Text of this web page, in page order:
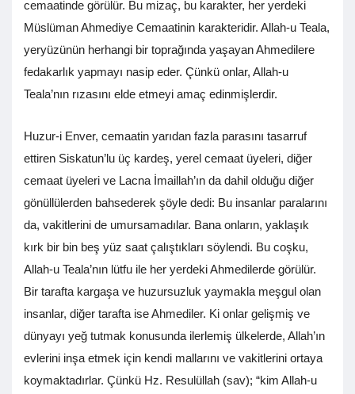
cemaatinde görülür. Bu mizaç, bu karakter, her yerdeki
Müslüman Ahmediye Cemaatinin karakteridir. Allah-u Teala,
yeryüzünün herhangi bir toprağında yaşayan Ahmedilere
fedakarlık yapmayı nasip eder. Çünkü onlar, Allah-u
Teala’nın rızasını elde etmeyi amaç edinmişlerdir.
Huzur-i Enver, cemaatin yarıdan fazla parasını tasarruf
ettiren Siskatun’lu üç kardeş, yerel cemaat üyeleri, diğer
cemaat üyeleri ve Lacna İmaillah’ın da dahil olduğu diğer
gönüllülerden bahsederek şöyle dedi: Bu insanlar paralarını
da, vakitlerini de umursamadılar. Bana onların, yaklaşık
kırk bir bin beş yüz saat çalıştıkları söylendi. Bu coşku,
Allah-u Teala’nın lütfu ile her yerdeki Ahmedilerde görülür.
Bir tarafta kargaşa ve huzursuzluk yaymakla meşgul olan
insanlar, diğer tarafta ise Ahmediler. Ki onlar gelişmiş ve
dünyayı yeğ tutmak konusunda ilerlemiş ülkelerde, Allah’ın
evlerini inşa etmek için kendi mallarını ve vakitlerini ortaya
koymaktadırlar. Çünkü Hz. Resulüllah (sav); “kim Allah-u